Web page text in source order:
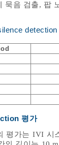
묵음 검출, 팝
평가
평가는 IVI 시